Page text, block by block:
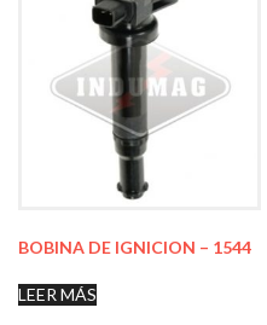
BOBINA DE IGNICION – 1544
LEER MÁS